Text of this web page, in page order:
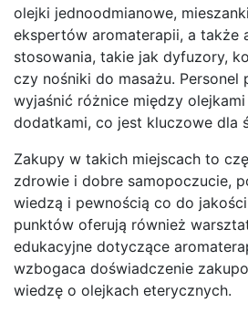
olejki jednoodmianowe,
ekspertów aromaterapii, a także
stosowania, takie jak dyfuzory,
czy nośniki do masażu. Personel
wyjaśnić różnice między
dodatkami, co jest kluczowe dla
Zakupy w takich miejscach to
zdrowie i dobre samopoczucie,
wiedzą i pewnością co do
punktów oferują również
edukacyjne dotyczące
wzbogaca doświadczenie
wiedzę o olejkach eterycznych.